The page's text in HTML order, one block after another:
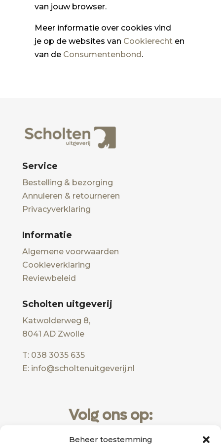
Beheer toestemming
van jouw browser.
Meer informatie over cookies vind
je op de websites van Cookierechten
van de Consumentenbond.
Service
Bestelling & bezorging
Annuleren & retourneren
Privacyverklaring
Informatie
Algemene voorwaarden
Cookieverklaring
Reviewbeleid
Scholten uitgeverij
Katwolderweg 8,
8041 AD Zwolle
T: 038 3035 635
E: info@scholtenuitgeverij.nl
Volg ons op: